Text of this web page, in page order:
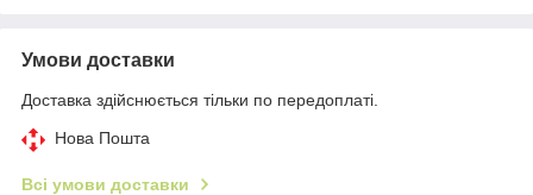
Умови доставки
Доставка здійснюється тільки по передоплаті.
Нова Пошта
Всі умови доставки